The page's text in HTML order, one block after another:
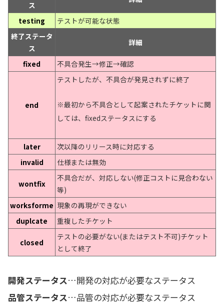
ス
testing
テストが可能な状態
終了ステータ
ス
詳細
fixed 不具合発生→修正→確認
end
テストしたが、不具合が発見されずに終了
※最初から不具合として起案されたチケットに関
しては、fixedステータスにする
later
次以降のリリース時に対応する
invalid
仕様または無効
wontfix
不具合だが、対応しない(修正コストに見合わない
等)
worksforme 現象の再現ができない
duplcate
重複したチケット
closed
テストの必要がない(またはテスト不可)チケット
として終了
開発ステータス…開発の対応が必要なステータス
品管ステータス…品管の対応が必要なステータス